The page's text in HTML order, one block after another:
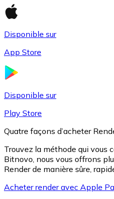
Disponible sur
App Store
Disponible sur
Play Store
Quatre façons d’acheter
Trouvez la méthode qui vous
Bitnovo, nous vous offrons
Render de manière sûre,
Acheter render avec Apple